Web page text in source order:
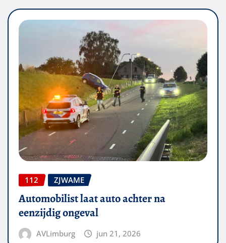
112 ZJWAME
Automobilist laat auto achter na
eenzijdig ongeval
AVLimburg jun 21, 2026